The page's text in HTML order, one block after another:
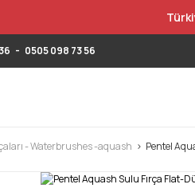
- 0505 098 73 56
- Waterbrushes -aquash Pentel